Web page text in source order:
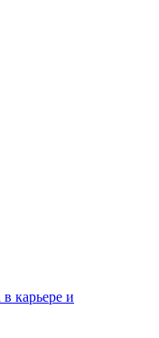
карьере и